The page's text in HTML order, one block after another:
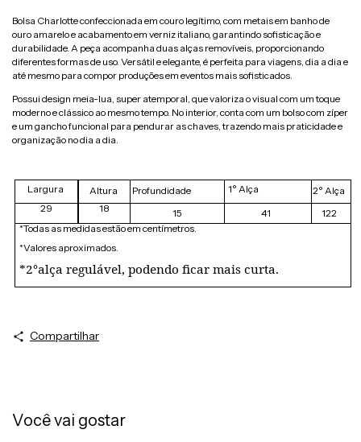
Bolsa Charlotte confeccionada em couro legítimo, com metais em banho de
ouro amarelo e acabamento em verniz italiano, garantindo sofisticação e
durabilidade. A peça acompanha duas alças removíveis, proporcionando
diferentes formas de uso. Versátil e elegante, é perfeita para viagens, dia a dia e
até mesmo para compor produções em eventos mais sofisticados.
Possui design meia-lua, super atemporal, que valoriza o visual com um toque
moderno e clássico ao mesmo tempo. No interior, conta com um bolso com zíper
e um gancho funcional para pendurar as chaves, trazendo mais praticidade e
organização no dia a dia.
Largura Altura Profundidade 1° Alça
2° Alça
29
18 15 41
122
*Todas as medidas estão em centímetros.
*Valores aproximados.
*2°alça regulável, podendo ficar mais curta.
Compartilhar
Você vai gostar